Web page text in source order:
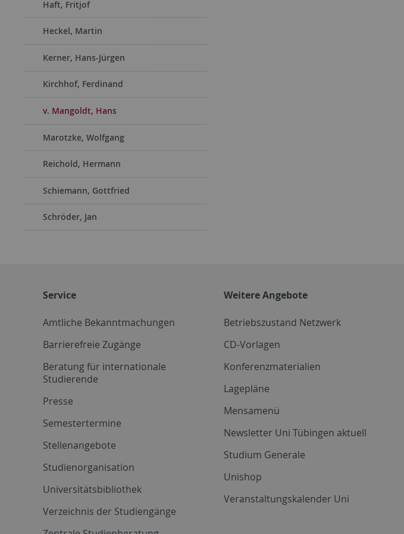
Haft, Fritjof
Heckel, Martin
Kerner, Hans-Jürgen
Kirchhof, Ferdinand
v. Mangoldt, Hans
Marotzke, Wolfgang
Reichold, Hermann
Schiemann, Gottfried
Schröder, Jan
Service
Amtliche Bekanntmachungen
Barrierefreie Zugänge
Beratung für internationale
Studierende
Presse
Semestertermine
Stellenangebote
Studienorganisation
Universitätsbibliothek
Verzeichnis der Studiengänge
Weitere Angebote
Betriebszustand Netzwerk
CD-Vorlagen
Konferenzmaterialien
Lagepläne
Mensamenü
Newsletter Uni Tübingen aktuell
Studium Generale
Unishop
Veranstaltungskalender Uni